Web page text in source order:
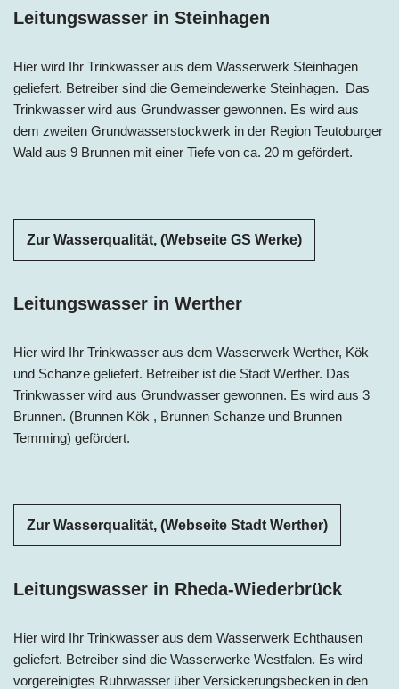
Leitungswasser in Steinhagen
Hier wird Ihr Trinkwasser aus dem Wasserwerk Steinhagen
geliefert. Betreiber sind die Gemeindewerke Steinhagen. Das
Trinkwasser wird aus Grundwasser gewonnen. Es wird aus
dem zweiten Grundwasserstockwerk in der Region Teutoburger
Wald aus 9 Brunnen mit einer Tiefe von ca. 20 m gefördert.
Zur Wasserqualität, (Webseite GS Werke)
Leitungswasser in Werther
Hier wird Ihr Trinkwasser aus dem Wasserwerk Werther, Kök
und Schanze geliefert. Betreiber ist die Stadt Werther. Das
Trinkwasser wird aus Grundwasser gewonnen. Es wird aus 3
Brunnen. (Brunnen Kök , Brunnen Schanze und Brunnen
Temming) gefördert.
Zur Wasserqualität, (Webseite Stadt Werther)
Leitungswasser in Rheda-Wiederbrück
Hier wird Ihr Trinkwasser aus dem Wasserwerk Echthausen
geliefert. Betreiber sind die Wasserwerke Westfalen. Es wird
vorgereinigtes Ruhrwasser über Versickerungsbecken in den